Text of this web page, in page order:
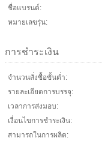
ชื่อแบรนด์:
หมายเลขรุ่น:
การชำระเงิน
จำนวนสั่งซื้อขั้นต่ำ:
รายละเอียดการบรรจุ:
เวลาการส่งมอบ:
เงื่อนไขการชำระเงิน:
สามารถในการผลิต: